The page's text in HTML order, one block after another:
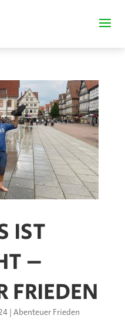
IST
–
FRIEDEN
| Abenteuer Frieden